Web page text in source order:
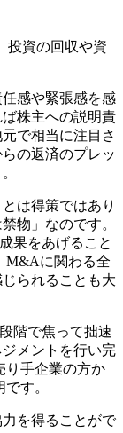
投資の回収や資
感や緊張感を感
株主への説明責
で相当に注目さ
の返済のプレッ
は得策ではあり
物」なのです。
果をあげること
M&Aに関わる全
られることも大
階で焦って拙速
メントを行い完
り手企業の方か
す。
を得ることがで